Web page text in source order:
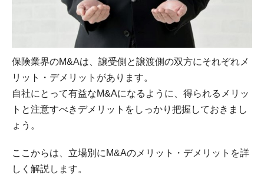
保険業界のM&Aは、譲受側と譲渡側の双方にそれぞれメ
リット・デメリットがあります。
自社にとって有益なM&Aになるように、得られるメリッ
トと注意すべきデメリットをしっかり把握しておきまし
ょう。
ここからは、立場別にM&Aのメリット・デメリットを詳
しく解説します。